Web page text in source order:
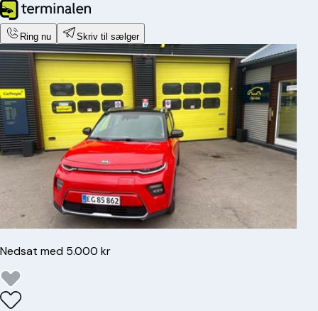
Ring nu Skriv til sælger
Nedsat med 5.000 kr